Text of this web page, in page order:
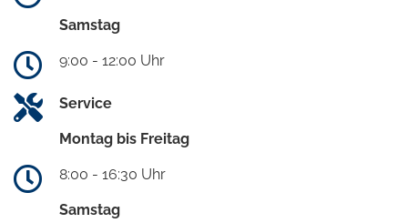
Samstag
9:00 - 12:00 Uhr
Service
Montag bis Freitag
8:00 - 16:30 Uhr
Samstag